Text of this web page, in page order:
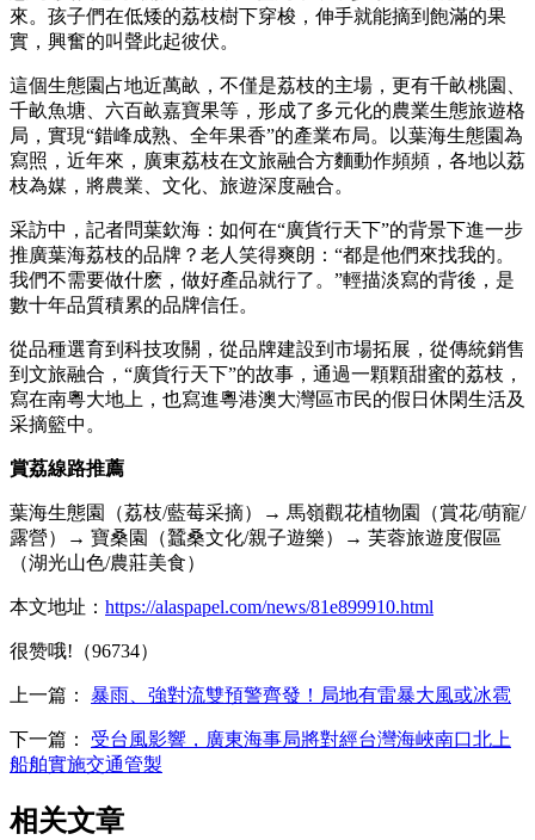
來。孩子們在低矮的荔枝樹下穿梭，伸手就能摘到飽滿的果
實，興奮的叫聲此起彼伏。
這個生態園占地近萬畝，不僅是荔枝的主場，更有千畝桃園、
千畝魚塘、六百畝嘉寶果等，形成了多元化的農業生態旅遊格
局，實現“錯峰成熟、全年果香”的產業布局。以葉海生態園為
寫照，近年來，廣東荔枝在文旅融合方麵動作頻頻，各地以荔
枝為媒，將農業、文化、旅遊深度融合。
采訪中，記者問葉欽海：如何在“廣貨行天下”的背景下進一步
推廣葉海荔枝的品牌？老人笑得爽朗：“都是他們來找我的。
我們不需要做什麽，做好產品就行了。”輕描淡寫的背後，是
數十年品質積累的品牌信任。
從品種選育到科技攻關，從品牌建設到市場拓展，從傳統銷售
到文旅融合，“廣貨行天下”的故事，通過一顆顆甜蜜的荔枝，
寫在南粵大地上，也寫進粵港澳大灣區市民的假日休閑生活及
采摘籃中。
賞荔線路推薦
葉海生態園（荔枝/藍莓采摘）→ 馬嶺觀花植物園（賞花/萌寵/
露營）→ 寶桑園（蠶桑文化/親子遊樂）→ 芙蓉旅遊度假區
（湖光山色/農莊美食）
本文地址： https://alaspapel.com/news/81e899910.html
很赞哦!（96734）
上一篇： 暴雨、強對流雙預警齊發！局地有雷暴大風或冰雹
下一篇： 受台風影響，廣東海事局將對經台灣海峽南口北上
船舶實施交通管製
相关文章